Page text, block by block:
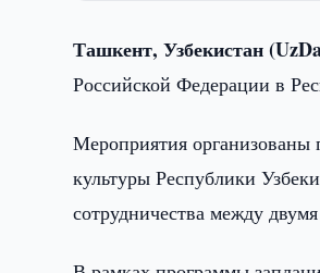
Ташкент, Узбекистан
Российской Федерации в
Мероприятия
культуры Республики
сотрудничества между